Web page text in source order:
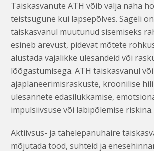
Täiskasvanute ATH võib välja näha
teistsugune kui lapsepõlves. Sageli
täiskasvanul muutunud sisemiseks
esineb ärevust, pidevat mõtete
alustada vajalikke ülesandeid või
lõõgastumisega. ATH täiskasvanul
ajaplaneerimisraskuste, kroonilise
ülesannete edasilükkamise,
impulsiivsuse või läbipõlemise riskina.
Aktiivsus- ja tähelepanuhäire
mõjutada tööd, suhteid ja